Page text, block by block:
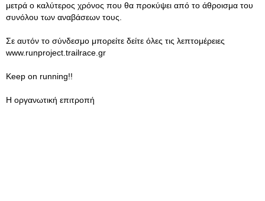
μετρά ο καλύτερος χρόνος που θα προκύψει από το άθροισμα του
συνόλου των αναβάσεων τους.
Σε αυτόν το σύνδεσμο μπορείτε δείτε όλες τις λεπτομέρειες
www.runproject.trailrace.gr
Keep on running!!
Η οργανωτική επιτροπή